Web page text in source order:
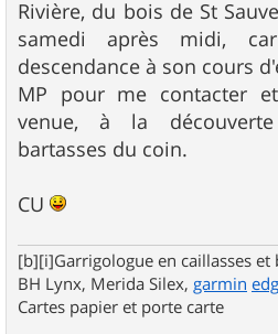
a
g
e
Rivière, du bois de St
samedi après midi,
descendance à son cours
MP pour me contacter
venue, à la
bartasses du coin.
CU
[b][i]Garrigologue en caillasses
BH Lynx, Merida Silex, garmin
Cartes papier et porte carte